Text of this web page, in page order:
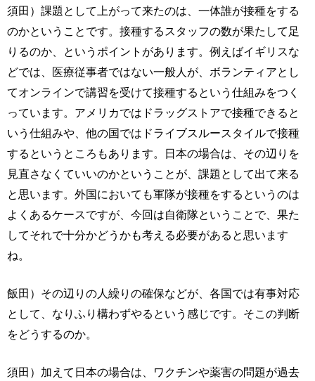
須田）課題として上がって来たのは、一体誰が接種をする
のかということです。接種するスタッフの数が果たして足
りるのか、というポイントがあります。例えばイギリスな
どでは、医療従事者ではない一般人が、ボランティアとし
てオンラインで講習を受けて接種するという仕組みをつく
っています。アメリカではドラッグストアで接種できると
いう仕組みや、他の国ではドライブスルースタイルで接種
するというところもあります。日本の場合は、その辺りを
見直さなくていいのかということが、課題として出て来る
と思います。外国においても軍隊が接種をするというのは
よくあるケースですが、今回は自衛隊ということで、果た
してそれで十分かどうかも考える必要があると思います
ね。
飯田）その辺りの人繰りの確保などが、各国では有事対応
として、なりふり構わずやるという感じです。そこの判断
をどうするのか。
須田）加えて日本の場合は、ワクチンや薬害の問題が過去